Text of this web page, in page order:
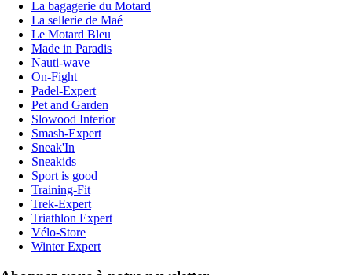
La bagagerie du Motard
La sellerie de Maé
Le Motard Bleu
Made in Paradis
Nauti-wave
On-Fight
Padel-Expert
Pet and Garden
Slowood Interior
Smash-Expert
Sneak'In
Sneakids
Sport is good
Training-Fit
Trek-Expert
Triathlon Expert
Vélo-Store
Winter Expert